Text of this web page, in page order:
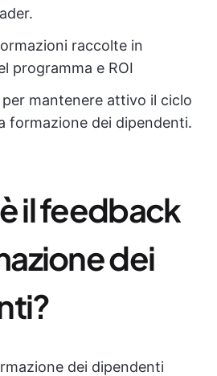
raccolte in
programma e ROI
per mantenere attivo il ciclo
formazione dei dipendenti.
il feedback
dei
dei dipendenti